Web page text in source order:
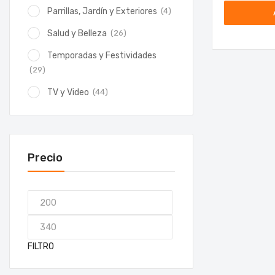
Parrillas, Jardín y Exteriores (4)
Salud y Belleza (26)
Temporadas y Festividades
(29)
TV y Video (44)
Precio
FILTRO